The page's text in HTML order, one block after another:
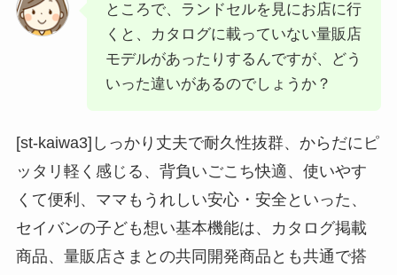
ところで、ランドセルを見にお店に行
くと、カタログに載っていない量販店
モデルがあったりするんですが、どう
いった違いがあるのでしょうか？
[st-kaiwa3]しっかり丈夫で耐久性抜群、からだにピ
ッタリ軽く感じる、背負いごこち快適、使いやす
くて便利、ママもうれしい安心・安全といった、
セイバンの子ども想い基本機能は、カタログ掲載
商品、量販店さまとの共同開発商品とも共通で搭